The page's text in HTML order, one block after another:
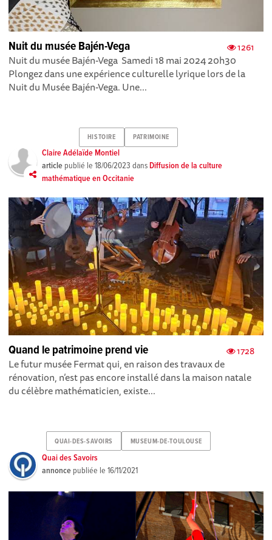
1261
Nuit du musée Bajén-Vega
Nuit du musée Bajén-Vega Samedi 18 mai 2024 20h30
Plongez dans une expérience culturelle lyrique lors de la
Nuit du Musée Bajén-Vega. Une...
HISTOIRE PATRIMOINE
Claire Adélaïde Montiel
article publié le18/06/2023 dansDiffusion de la culture
mathématique en Occitanie
1728
Quand le patrimoine prend vie
Le futur musée Fermat qui, en raison des travaux de
rénovation, n’est pas encore installé dans la maison natale
du célèbre mathématicien, existe...
QUAI-DES-SAVOIRS MUSEUM-DE-TOULOUSE
Quai des Savoirs
annonce publiée le16/11/2021